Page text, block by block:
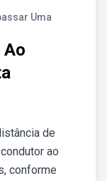
Uma
Ao
de
ao
conforme